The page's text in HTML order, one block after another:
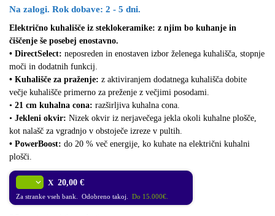
Na zalogi. Rok dobave: 2 - 5 dni.
Električno kuhališče iz steklokeramike: z njim bo kuhanje in
čiščenje še posebej enostavno.
• DirectSelect: neposreden in enostaven izbor želenega kuhališča, stopnje
moči in dodatnih funkcij.
• Kuhališče za praženje: z aktiviranjem dodatnega kuhališča dobite
večje kuhališče primerno za preženje z večjimi posodami.
• 21 cm kuhalna cona: razširljiva kuhalna cona.
• Jekleni okvir: Nizek okvir iz nerjavečega jekla okoli kuhalne plošče,
kot nalašč za vgradnjo v obstoječe izreze v pultih.
• PowerBoost: do 20 % več energije, ko kuhate na električni kuhalni
plošči.
X 20,00 €
Za stranke vseh bank. Odobreno takoj. Do 15.000€.